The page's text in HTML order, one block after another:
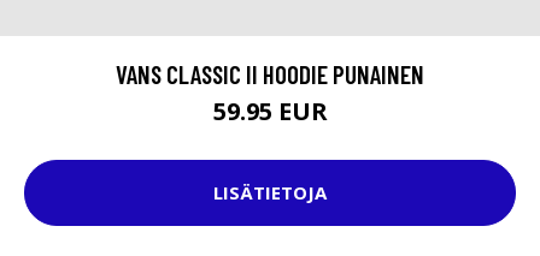
VANS CLASSIC II HOODIE PUNAINEN
59.95 EUR
LISÄTIETOJA